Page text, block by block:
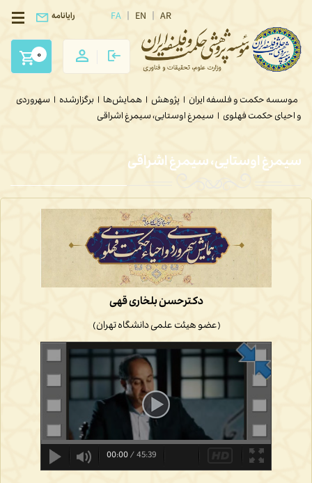
FA EN AR رایانامه
0
موسسه حکمت و فلسفه ایران | پژوهش | همایش‌ها | برگزارشده | سهروردی
و احیای حکمت فهلوی | سیمرغ اوستایی، سیمرغ اشراقی
سیمرغ اوستایی، سیمرغ اشراقی
دکترحسن بلخاری قهی
(عضو هیئت علمی دانشگاه تهران)
00:00/45:39